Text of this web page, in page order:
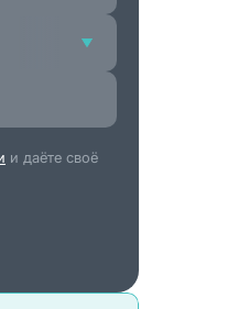
и даёте своё